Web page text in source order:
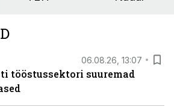
06.08.26, 13:07
tööstussektori suuremad